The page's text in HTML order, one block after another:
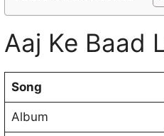
Aaj Ke Baad
Song
Album